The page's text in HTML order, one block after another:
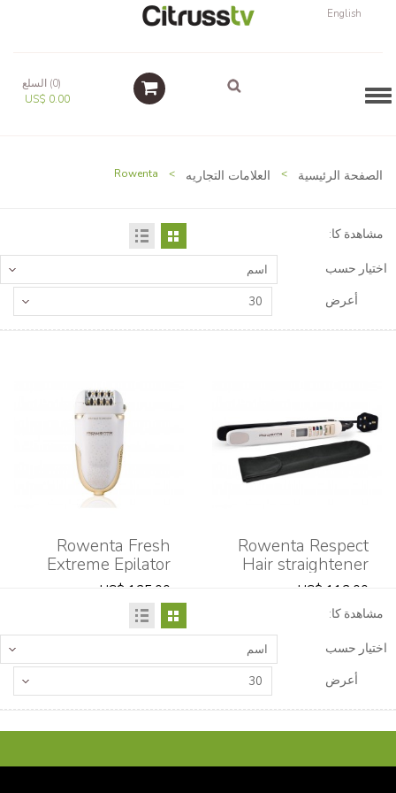
English
Navigation
(0) السلع
US$ 0.00
الصفحة الرئيسية > العلامات التجاريه >
Rowenta
مشاهدة كا:
اختيار حسب اسم
أعرض 30
Rowenta Respect
Hair straightener
US$ 112.00
Rowenta Fresh
Extreme Epilator
US$ 125.00
مشاهدة كا:
اختيار حسب اسم
أعرض 30